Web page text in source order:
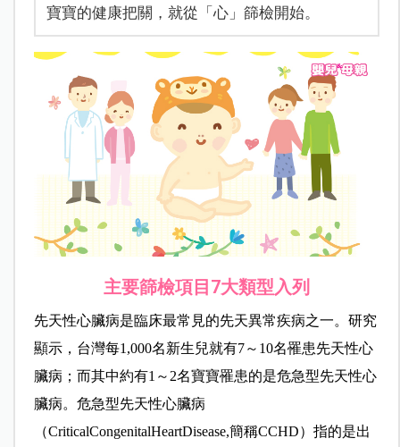
寶寶的健康把關，就從「心」篩檢開始。
主要篩檢項目7大類型入列
先天性心臟病是臨床最常見的先天異常疾病之一。研究
顯示，台灣每1,000名新生兒就有7～10名罹患先天性心
臟病；而其中約有1～2名寶寶罹患的是危急型先天性心
臟病。危急型先天性心臟病
（CriticalCongenitalHeartDisease,簡稱CCHD）指的是出